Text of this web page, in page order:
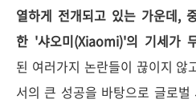
열하게 전개되고 있는 가운데,
한 '샤오미(Xiaomi)'의 기세가
된 여러가지 논란들이 끊이지 않
서의 큰 성공을 바탕으로 글로